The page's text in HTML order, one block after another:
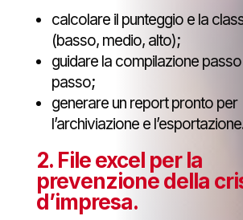
calcolare il punteggio e la
(basso, medio, alto);
guidare la compilazione
passo;
generare un report pronto per
l’archiviazione e
2. File excel per la
prevenzione della
d’impresa.